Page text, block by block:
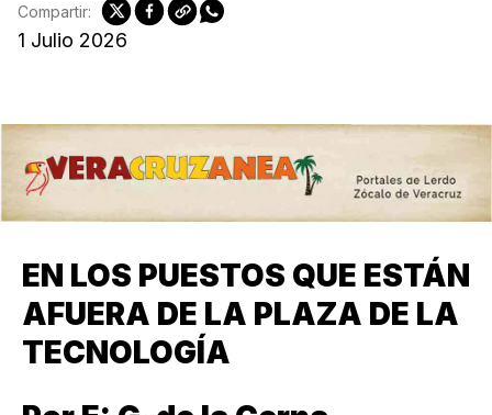
1 Julio 2026
Compartir:
EN LOS PUESTOS QUE ESTÁN
AFUERA DE LA PLAZA DE LA
TECNOLOGÍA